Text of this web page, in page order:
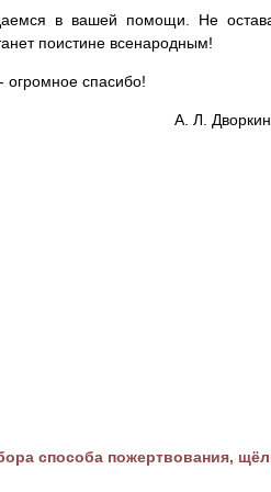
в вашей помощи. Не
поистине всенародным!
огромное спасибо!
А. Л.
способа пожертвования,